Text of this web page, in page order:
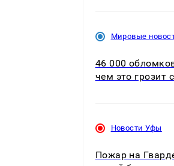
Мировые
46 000
чем это грозит
Новости Уфы
Пожар на